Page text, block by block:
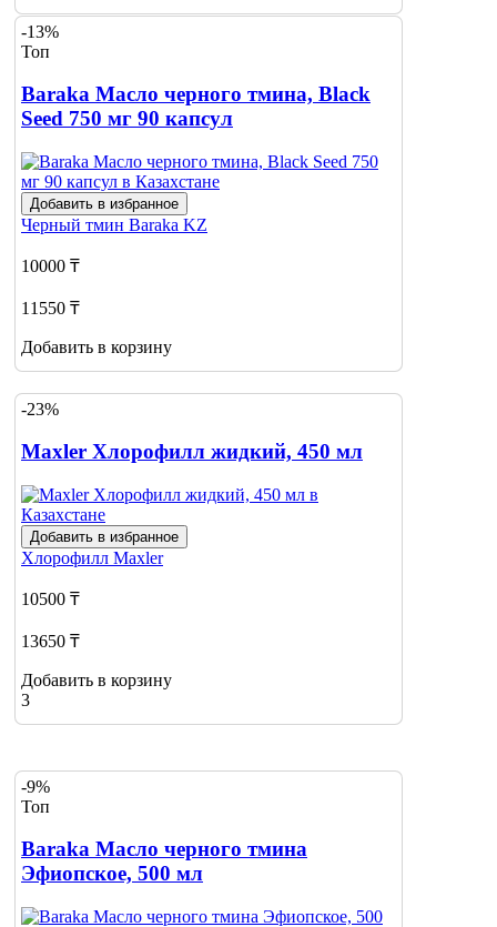
-13%
Топ
Baraka Масло черного тмина, Black
Seed 750 мг 90 капсул
Добавить в избранное
Черный тмин Baraka KZ
10000 ₸
11550 ₸
Добавить в корзину
-23%
Maxler Хлорофилл жидкий, 450 мл
Добавить в избранное
Хлорофилл Maxler
10500 ₸
13650 ₸
Добавить в корзину
3
-9%
Топ
Baraka Масло черного тмина
Эфиопское, 500 мл